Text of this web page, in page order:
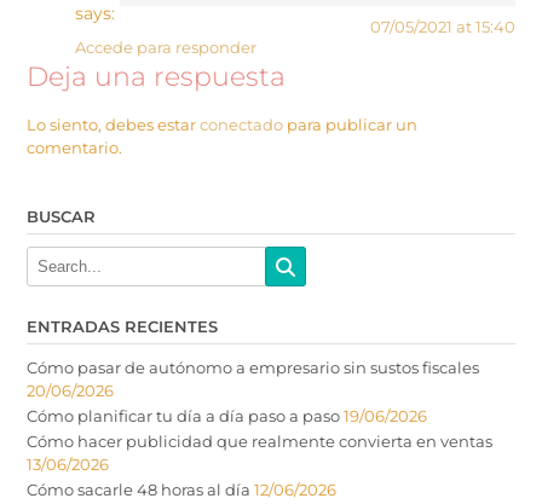
says:
07/05/2021 at 15:40
Accede para responder
Deja una respuesta
Lo siento, debes estarconectado para publicar un
comentario.
BUSCAR
ENTRADAS RECIENTES
Cómo pasar de autónomo a empresario sin sustos fiscales
20/06/2026
Cómo planificar tu día a día paso a paso19/06/2026
Cómo hacer publicidad que realmente convierta en ventas
13/06/2026
Cómo sacarle 48 horas al día 12/06/2026